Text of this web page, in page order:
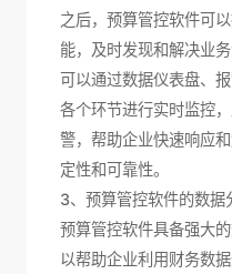
之后，预算管控软件可
能，及时发现和解决业
可以通过数据仪表盘、
各个环节进行实时监控
警，帮助企业快速响应
定性和可靠性。
3、预算管控软件的数据
预算管控软件具备强大
以帮助企业利用财务数